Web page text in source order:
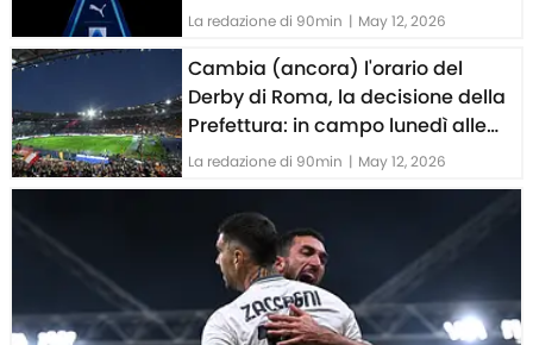
La redazione di 90min | May 12, 2026
Cambia (ancora) l'orario del
Derby di Roma, la decisione della
Prefettura: in campo lunedì alle
ore 20:45
La redazione di 90min | May 12, 2026